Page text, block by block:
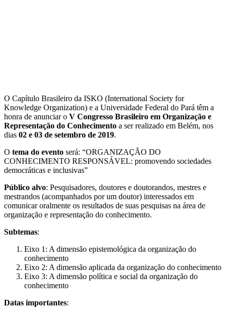
O Capítulo Brasileiro da ISKO (International Society for
Knowledge Organization) e a Universidade Federal do Pará têm a
honra de anunciar o V Congresso Brasileiro em Organização e
Representação do Conhecimento a ser realizado em Belém, nos
dias 02 e 03 de setembro de 2019.
O tema do evento será: “ORGANIZAÇÃO DO
CONHECIMENTO RESPONSÁVEL: promovendo sociedades
democráticas e inclusivas”
Público alvo: Pesquisadores, doutores e doutorandos, mestres e
mestrandos (acompanhados por um doutor) interessados em
comunicar oralmente os resultados de suas pesquisas na área de
organização e representação do conhecimento.
Subtemas:
Eixo 1: A dimensão epistemológica da organização do
conhecimento
Eixo 2: A dimensão aplicada da organização do conhecimento
Eixo 3: A dimensão política e social da organização do
conhecimento
Datas importantes: